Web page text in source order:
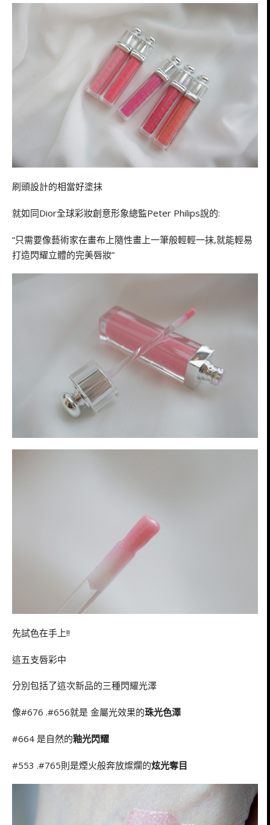
刷頭設計的相當好塗抹
就如同Dior全球彩妝創意形象總監Peter Philips說的:
“只需要像藝術家在畫布上隨性畫上一筆般輕輕一抹,就能輕易
打造閃耀立體的完美唇妝”
先試色在手上!!
這五支唇彩中
分別包括了這次新品的三種閃耀光澤
像#676 .#656就是 金屬光效果的珠光色澤
#664 是自然的釉光閃耀
#553 .#765則是煙火般奔放燦爛的炫光奪目